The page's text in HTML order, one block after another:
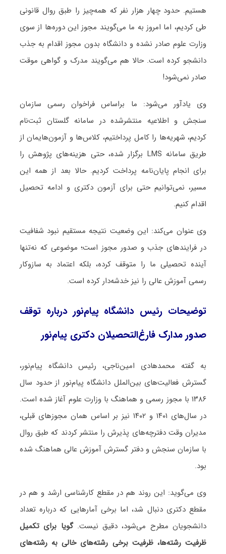
هستیم. حدود چهار هزار نفر که همه‌چیز را طبق روال قانونی
طی کردیم، اما امروز به ما می‌گویند مجوز این دوره‌ها از سوی
وزارت علوم صادر نشده و دانشگاه بدون مجوز اقدام به جذب
دانشجو کرده است. حالا هم می‌گویند مدرک و گواهی موقت
صادر نمی‌شود!
وی یادآور می‌شود: ما براساس فراخوان رسمی سازمان
سنجش و اطلاعیه منتشرشده در سامانه گلستان ثبت‌نام
کردیم، شهریه‌ها را کامل پرداختیم، کلاس‌ها و آزمون‌هایمان از
طریق سامانه LMS برگزار شده، حتی هزینه‌های پژوهش را
برای انجام پایان‌نامه پرداخت کردیم. حالا بعد از همه این
مسیر، نمی‌توانیم حتی برای آزمون دکتری و ادامه تحصیل
اقدام کنیم.
وی عنوان می‌کند: این وضعیت نتیجه مستقیم نبود شفافیت
در فرایندهای جذب و صدور مجوز است؛ موضوعی که نه‌تنها
آینده تحصیلی ما را متوقف کرده، بلکه اعتماد به سازوکار
رسمی آموزش عالی را نیز خدشه‌دار کرده است.
توضیحات رئیس دانشگاه پیام‌نور درباره توقف
صدور مدارک فارغ‌التحصیلان دکتری پیام‌نور
به گفته محمدهادی امین‌ناجی، رئیس دانشگاه پیام‌نور،
گسترش فعالیت‌های بین‌الملل دانشگاه پیام‌نور از حدود سال
۱۳۸۶ با مجوز رسمی و هماهنگ با وزارت علوم آغاز شده است.
در سال‌های ۱۴۰۱ و ۱۴۰۲ نیز بر اساس همان مجوزهای قبلی،
مدیران وقت دفترچه‌های پذیرش را منتشر کردند که طبق روال
با سازمان سنجش و دفتر گسترش آموزش عالی هماهنگ شده
بود.
وی می‌گوید: این روند هم در مقطع کارشناسی ارشد و هم در
مقطع دکتری دنبال شد، اما برخی آمارهایی که درباره تعداد
دانشجویان مطرح می‌شود، دقیق نیست.گویا برای تکمیل
ظرفیت رشته‌ها، ظرفیت برخی رشته‌های خالی به رشته‌های